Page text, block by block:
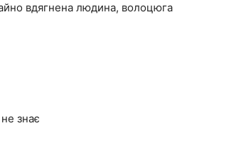
вдягнена людина, волоцюга
знає